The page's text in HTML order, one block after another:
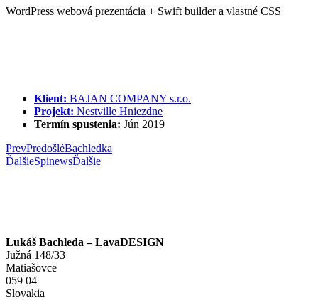
WordPress webová prezentácia + Swift builder a vlastné CSS
Klient: BAJAN COMPANY s.r.o.
Projekt: Nestville Hniezdne
Termín spustenia: Jún 2019
PrevPredošléBachledka
ĎalšieSpinewsĎalšie
Lukáš Bachleda – LavaDESIGN
Južná 148/33
Matiašovce
059 04
Slovakia